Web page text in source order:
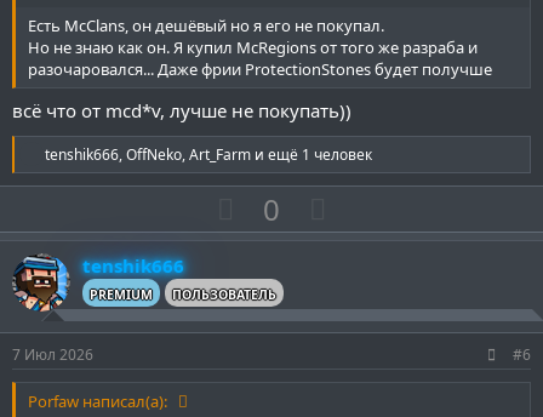
ы
й
г
о
л
о
с
ы
й
г
о
л
о
с
Есть McClans, он дешёвый но я его не покупал.
Но не знаю как он. Я купил McRegions от того же разраба и
разочаровался... Даже фрии ProtectionStones будет получше
всё что от mcd*v, лучше не покупать))
Р
е
а
ц
и
и
:
tenshik666,OffNeko,Art_Farm и ещё 1 человек
П
о
и
т
в
0
е
т
в
tenshik666
PREMIUM ПОЛЬЗОВАТЕЛЬ
7 Июл 2026 #6
Porfaw написал(а):